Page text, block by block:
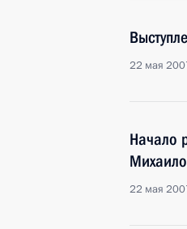
22 мая
Начало
22 мая